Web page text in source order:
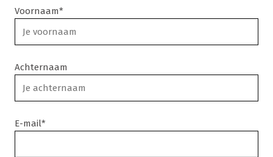
Voornaam*
Achternaam
E-mail*